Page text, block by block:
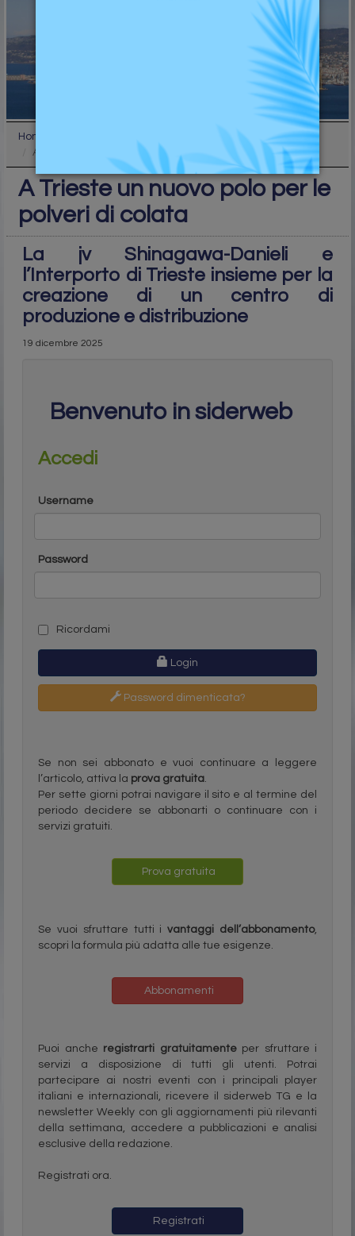
Home
A Trieste un nuovo polo per le polveri di colata
A Trieste un nuovo polo per le
polveri di colata
La jv Shinagawa-Danieli e
l’Interporto di Trieste insieme per la
creazione di un centro di
produzione e distribuzione
19 dicembre 2025
Benvenuto in siderweb
Accedi
Username
Password
Ricordami
Login
Password dimenticata?
Se non sei abbonato e vuoi continuare a leggere
l’articolo, attiva la prova gratuita.
Per sette giorni potrai navigare il sito e al termine del
periodo decidere se abbonarti o continuare con i
servizi gratuiti.
Prova gratuita
Se vuoi sfruttare tutti ivantaggi dell’abbonamento,
scopri la formula più adatta alle tue esigenze.
Abbonamenti
Puoi anche registrarti gratuitamenteper sfruttare i
servizi a disposizione di tutti gli utenti. Potrai
partecipare ai nostri eventi con i principali player
italiani e internazionali, ricevere il siderweb TG e la
newsletter Weekly con gli aggiornamenti più rilevanti
della settimana, accedere a pubblicazioni e analisi
esclusive della redazione.
Registrati ora.
Registrati